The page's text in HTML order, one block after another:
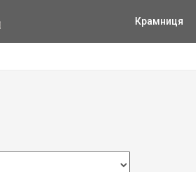
Крамниця